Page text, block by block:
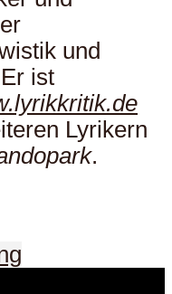
und
ist
Lyrikern
.